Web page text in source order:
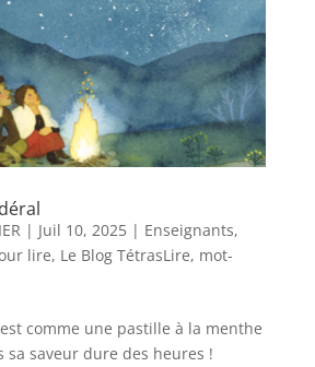
| Juil 10, 2025| Enseignants,
lire, Le Blog TétrasLire, mot-
comme une pastille à la menthe
sa saveur dure des heures !